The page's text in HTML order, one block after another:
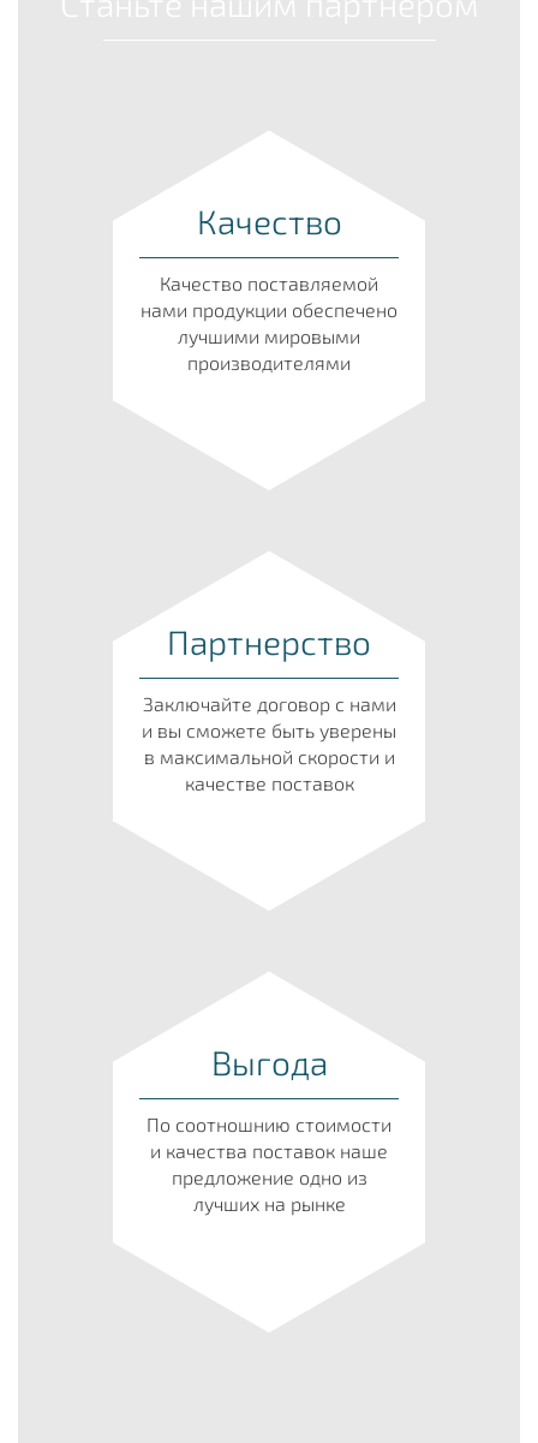
Качество
Качество поставляемой
нами продукции обеспечено
лучшими мировыми
производителями
Партнерство
Заключайте договор с нами
и вы сможете быть уверены
в максимальной скорости и
качестве поставок
Выгода
По соотношнию стоимости
и качества поставок наше
предложение одно из
лучших на рынке